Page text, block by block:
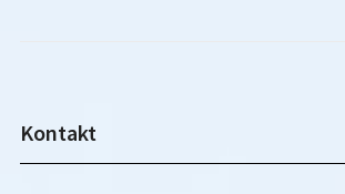
Kontakt